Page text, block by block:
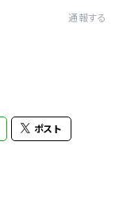
通報する
ポスト